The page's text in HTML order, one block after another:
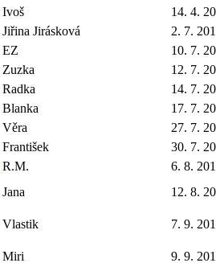
Ivoš
14. 4.
Jiřina Jirásková
2. 7.
EZ
10. 7.
Zuzka
12. 7.
Radka
14. 7.
Blanka
17. 7.
Věra
27. 7.
František
30. 7.
R.M.
6. 8.
Jana
12. 8.
Vlastik
7. 9.
Miri
9. 9.